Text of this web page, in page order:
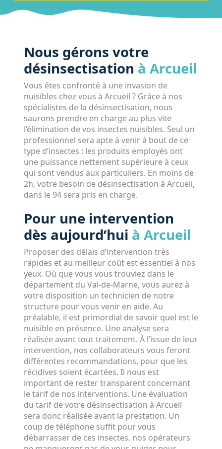
Nous gérons votre
désinsectisation à Arcueil
Vous êtes confronté à une invasion de
nuisibles chez vous à Arcueil ? Grâce à nos
spécialistes de la désinsectisation, nous
saurons prendre en charge au plus vite
l’élimination de vos insectes nuisibles. Seul un
professionnel sera apte à venir à bout de ce
type d’insectes : les produits employés ont
une puissance nettement supérieure à ceux
qui sont vendus aux particuliers. En moins de
2h, votre besoin de désinsectisation à Arcueil,
dans le 94 sera pris en charge.
Pour une intervention
dès aujourd’hui à Arcueil
Proposer des délais d’intervention très
rapides et au meilleur coût est essentiel à nos
yeux. Où que vous vous trouviez dans le
département du Val-de-Marne, vous aurez à
votre disposition un technicien de notre
structure pour vous venir en aide. Au
préalable, il est primordial de savoir quel est le
nuisible en présence. Une analyse sera
réalisée avant tout traitement. À l’issue de leur
intervention, nos collaborateurs vous feront
différentes recommandations, pour que les
récidives soient écartées. Il nous est
important de rester transparent concernant
le tarif de nos interventions. Une évaluation
du tarif de votre désinsectisation à Arcueil
sera donc réalisée avant la prestation. Un
coup de téléphone suffit pour vous
débarrasser de ces insectes, nos opérateurs